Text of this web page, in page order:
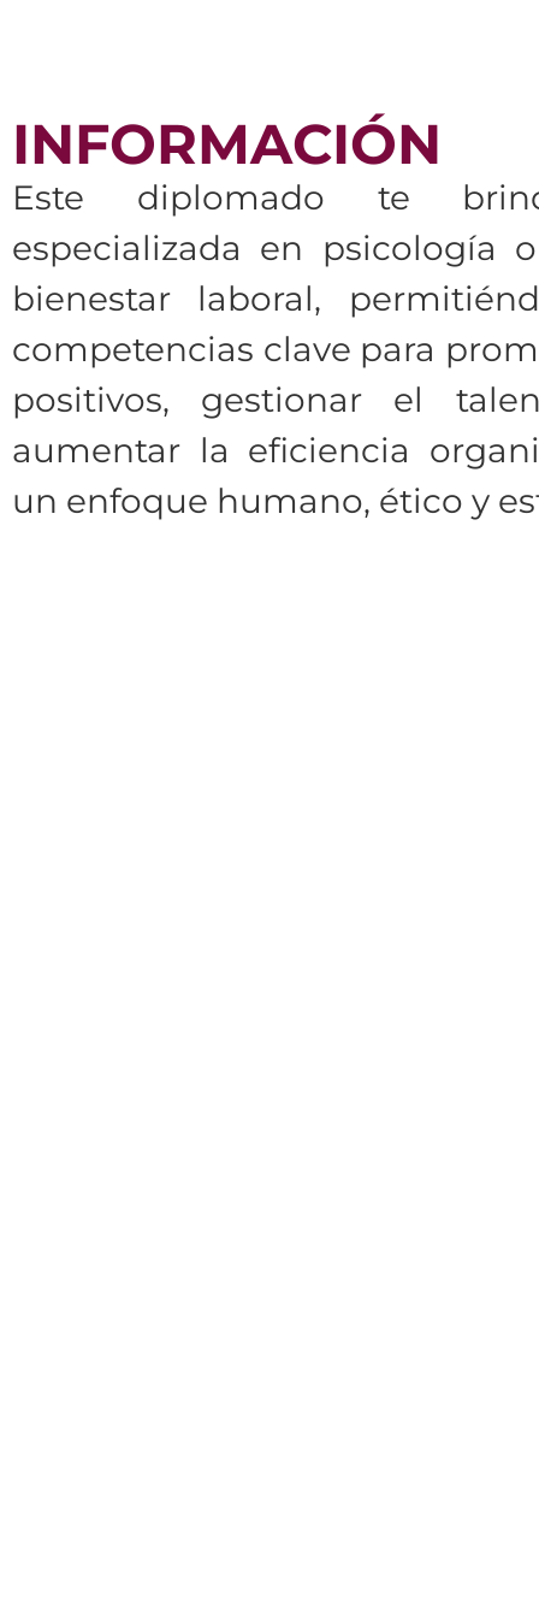
INFORMACIÓN
Este diplomado te
especializada en psicología
bienestar laboral,
competencias clave para
positivos, gestionar el
aumentar la eficiencia
un enfoque humano, ético y